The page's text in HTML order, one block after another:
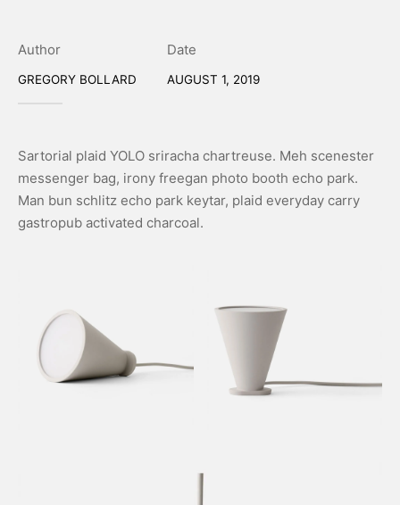
Author
GREGORY BOLLARD
Date
AUGUST 1, 2019
Sartorial plaid YOLO sriracha chartreuse. Meh scenester
messenger bag, irony freegan photo booth echo park.
Man bun schlitz echo park keytar, plaid everyday carry
gastropub activated charcoal.